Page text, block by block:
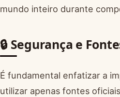
mundo inteiro durante
🔒 Segurança e
É fundamental enfatizar a
utilizar apenas fontes